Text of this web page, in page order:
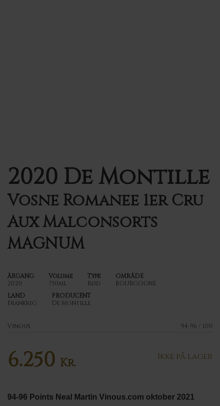
2020 De Montille
Vosne Romanee 1er Cru
Aux Malconsorts
MAGNUM
ÅRGANG
2020
Volume
750ml
Type
Rød
OMRÅDE
BOURGOGNE
LAND
Frankrig
PRODUCENT
De Montille
Vinous 94-96 / 100
6.250 Kr. Ikke på lager
94-96 Points Neal Martin Vinous.com oktober 2021